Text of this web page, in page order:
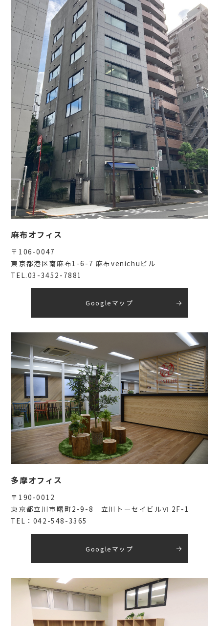
麻布オフィス
〒106-0047
東京都港区南麻布1-6-7 麻布venichuビル
TEL.03-3452-7881
Googleマップ
多摩オフィス
〒190-0012
東京都立川市曙町2-9-8 立川トーセイビルⅥ 2F-1
TEL：042-548-3365
Googleマップ